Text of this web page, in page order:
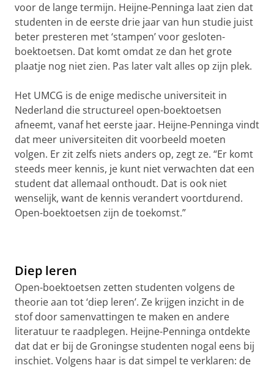
voor de lange termijn. Heijne-Penninga laat zien dat
studenten in de eerste drie jaar van hun studie juist
beter presteren met ‘stampen’ voor gesloten-
boektoetsen. Dat komt omdat ze dan het grote
plaatje nog niet zien. Pas later valt alles op zijn plek.
Het UMCG is de enige medische universiteit in
Nederland die structureel open-boektoetsen
afneemt, vanaf het eerste jaar. Heijne-Penninga vindt
dat meer universiteiten dit voorbeeld moeten
volgen. Er zit zelfs niets anders op, zegt ze. “Er komt
steeds meer kennis, je kunt niet verwachten dat een
student dat allemaal onthoudt. Dat is ook niet
wenselijk, want de kennis verandert voortdurend.
Open-boektoetsen zijn de toekomst.”
Diep leren
Open-boektoetsen zetten studenten volgens de
theorie aan tot ‘diep leren’. Ze krijgen inzicht in de
stof door samenvattingen te maken en andere
literatuur te raadplegen. Heijne-Penninga ontdekte
dat dat er bij de Groningse studenten nogal eens bij
inschiet. Volgens haar is dat simpel te verklaren: de